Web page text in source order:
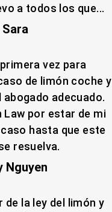
a todos los que...
Sara
vez para
de limón coche y
abogado adecuado.
Law por estar de mi
hasta que este
resuelva.
Nguyen
de la ley del limón y